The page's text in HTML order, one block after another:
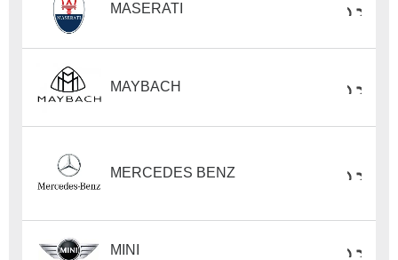
MASERATI
MAYBACH
MERCEDES BENZ
MINI